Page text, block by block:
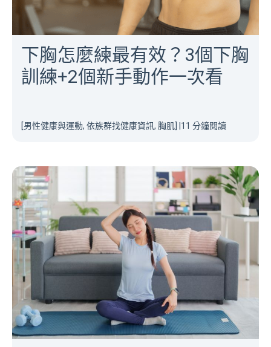
下胸怎麼練最有效？3個下胸
訓練+2個新手動作一次看
[男性健康與運動, 依族群找健康資訊, 胸肌] 11 分鐘閱讀